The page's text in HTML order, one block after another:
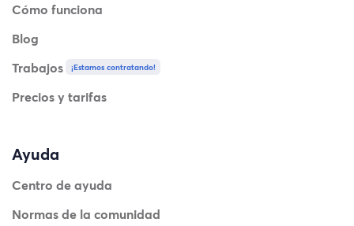
Cómo funciona
Blog
Trabajos
¡Estamos contratando!
Precios y tarifas
Ayuda
Centro de ayuda
Normas de la comunidad